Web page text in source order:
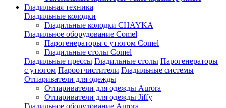
Гладильная техника
Гладильные колодки
Гладильные колодки CHAYKA
Гладильное оборудование Comel
Парогенераторы с утюгом Comel
Гладильные столы Comel
Гладильные прессы Гладильные столы Парогенераторы
с утюгом Пароотчистители Гладильные системы
Отпариватели для одежды
Отпариватели для одежды Aurora
Отпариватели для одежды Jiffy
Гладильное оборудование Aurora